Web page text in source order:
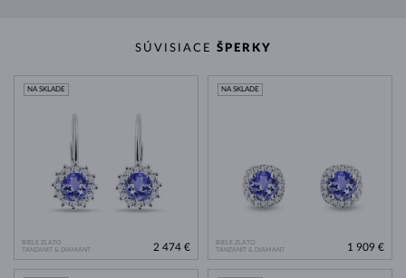
SÚVISIACE ŠPERKY
BIELE ZLATO
TANZANIT & DIAMANT
NA SKLADE
2 474 €
BIELE ZLATO
TANZANIT & DIAMANT
NA SKLADE
1 909 €